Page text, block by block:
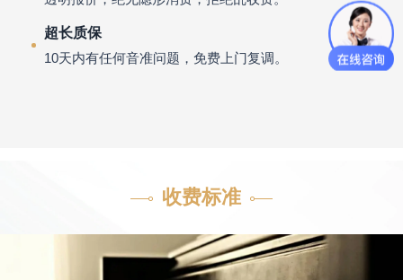
超长质保
10天内有任何音准问题，免费上门复调。
收费标准